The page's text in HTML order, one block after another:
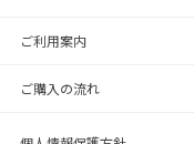
ご利用案内
ご購入の流れ